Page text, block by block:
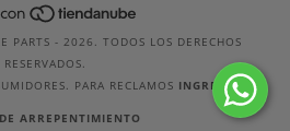
PARTS - 2026. TODOS LOS DERECHOS
RESERVADOS.
PARA RECLAMOS INGRESÁ ACÁ.
ARREPENTIMIENTO